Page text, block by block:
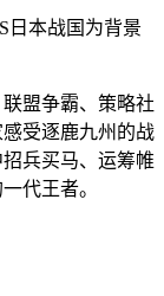
日本战国为背景
盟争霸、策略社
受逐鹿九州的战
兵买马、运筹帷
代王者。